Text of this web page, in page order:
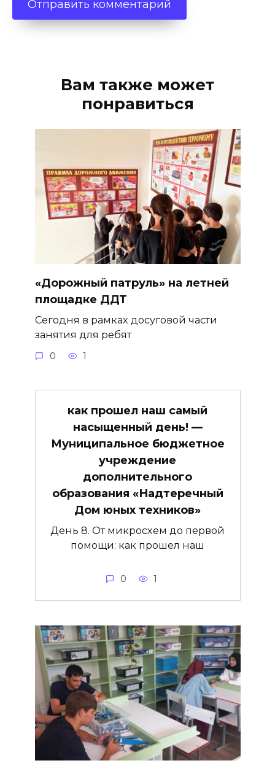
Вам также может
понравиться
«Дорожный патруль» на летней
площадке ДДТ
Сегодня в рамках досуговой части
занятия для ребят
0 1
как прошел наш самый
насыщенный день! —
Муниципальное бюджетное
учреждение
дополнительного
образования «Надтеречный
Дом юных техников»
День 8. От микросхем до первой
помощи: как прошел наш
0 1